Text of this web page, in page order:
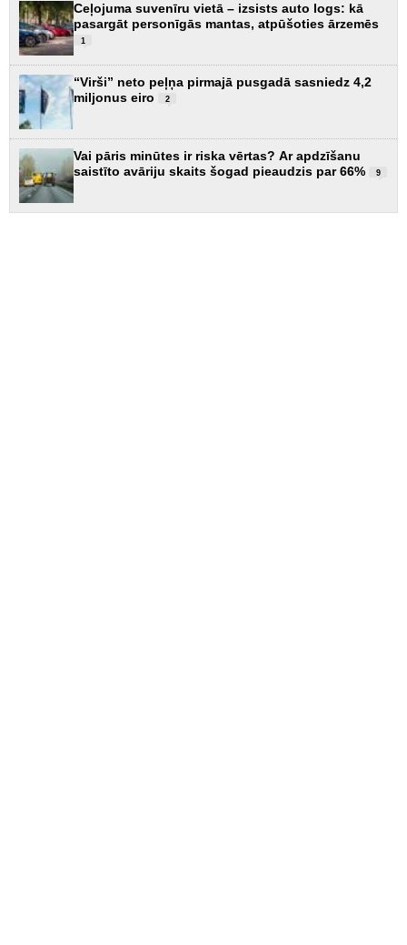
Ceļojuma suvenīru vietā – izsists auto logs: kā
pasargāt personīgās mantas, atpūšoties ārzemēs
1
“Virši” neto peļņa pirmajā pusgadā sasniedz 4,2
miljonus eiro
2
Vai pāris minūtes ir riska vērtas? Ar apdzīšanu
saistīto avāriju skaits šogad pieaudzis par 66%
9